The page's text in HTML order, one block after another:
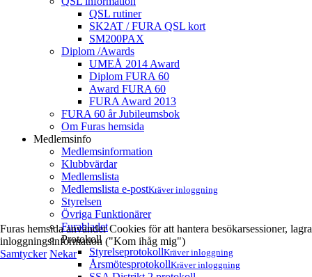
QSL rutiner
SK2AT / FURA QSL kort
SM200PAX
Diplom /Awards
UMEÅ 2014 Award
Diplom FURA 60
Award FURA 60
FURA Award 2013
FURA 60 år Jubileumsbok
Om Furas hemsida
Medlemsinfo
Medlemsinformation
Klubbvärdar
Medlemslista
Medlemslista e-postKräver inloggning
Styrelsen
Övriga Funktionärer
Furabladet
Protokoll
StyrelseprotokollKräver inloggning
ÅrsmötesprotokollKräver inloggning
Furas hemsida använder Cookies för att hantera besökarsessioner, lagra
inloggningsinformation ("Kom ihåg mig")
Samtycker Nekar